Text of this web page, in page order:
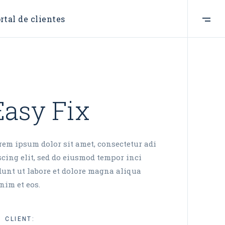
de clientes
Fix
ipsum dolor sit amet, consectetur adi
elit, sed do eiusmod tempor inci
ut labore et dolore magna aliqua
et eos.
CLIENT: